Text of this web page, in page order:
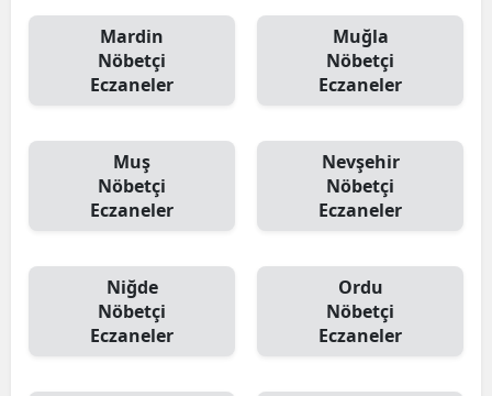
Mardin
Nöbetçi
Eczaneler
Muğla
Nöbetçi
Eczaneler
Muş
Nöbetçi
Eczaneler
Nevşehir
Nöbetçi
Eczaneler
Niğde
Nöbetçi
Eczaneler
Ordu
Nöbetçi
Eczaneler